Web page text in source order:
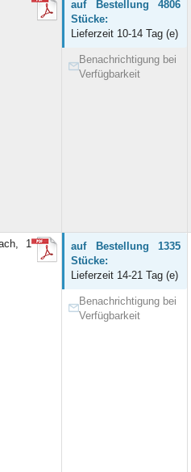
auf Bestellung 4806
Stücke:
Lieferzeit 10-14 Tag (e)
Benachrichtigung bei
Verfügbarkeit
1
auf Bestellung 1335
Stücke:
Lieferzeit 14-21 Tag (e)
Benachrichtigung bei
Verfügbarkeit